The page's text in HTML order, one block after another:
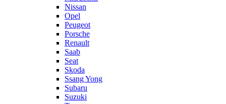
Nissan
Opel
Peugeot
Porsche
Renault
Saab
Seat
Skoda
Ssang Yong
Subaru
Suzuki